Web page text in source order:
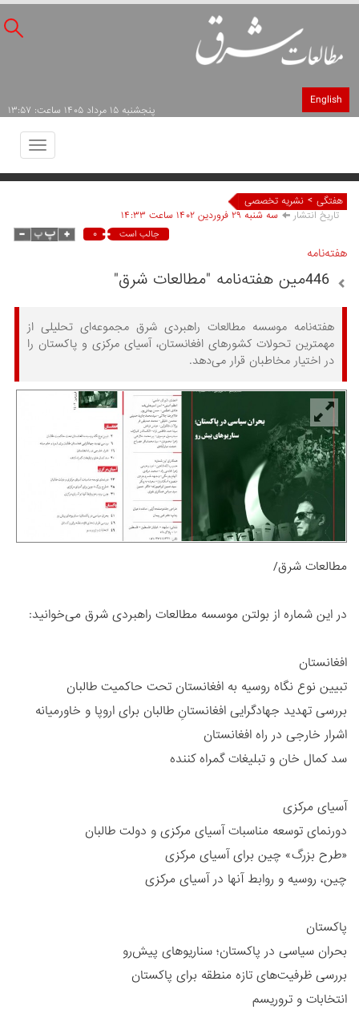
English
پنجشنبه ۱۵ مرداد ۱۴۰۵ ساعت: ۱۳:۵۷
Toggle
هفتگی > نشریه تخصصی
تاریخ انتشار
سه شنبه ۲۹ فروردين ۱۴۰۲ ساعت ۱۴:۳۳
جالب است ۰
هفته‌نامه
446مین هفته‌نامه "مطالعات شرق"
هفته‌نامه موسسه مطالعات راهبردی شرق مجموعه‌ای تحلیلی از
مهمترین تحولات کشورهای افغانستان، آسیای مرکزی و پاکستان را
در اختیار مخاطبان قرار می‌دهد.
مطالعات شرق/
در این شماره از بولتن موسسه مطالعات راهبردی شرق می‌خوانید:
افغانستان
تبیین نوع نگاه روسیه به افغانستان تحت حاکمیت طالبان
بررسی تهدید جهادگرایی افغانستانِ طالبان برای اروپا و خاورمیانه
اشرار خارجی در راه افغانستان
سد کمال خان و تبلیغات گمراه کننده
آسیای مرکزی
دورنمای توسعه مناسبات آسیای مرکزی و دولت طالبان
«طرح بزرگ» چین برای آسیای مرکزی
چین، روسیه و روابط آنها در آسیای مرکزی
پاکستان
بحران سیاسی در پاکستان؛ سناریوهای پیش‌رو
بررسی ظرفیت‌های تازه منطقه برای پاکستان
انتخابات و تروریسم